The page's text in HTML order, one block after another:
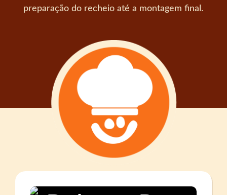
preparação do recheio até a montagem final.